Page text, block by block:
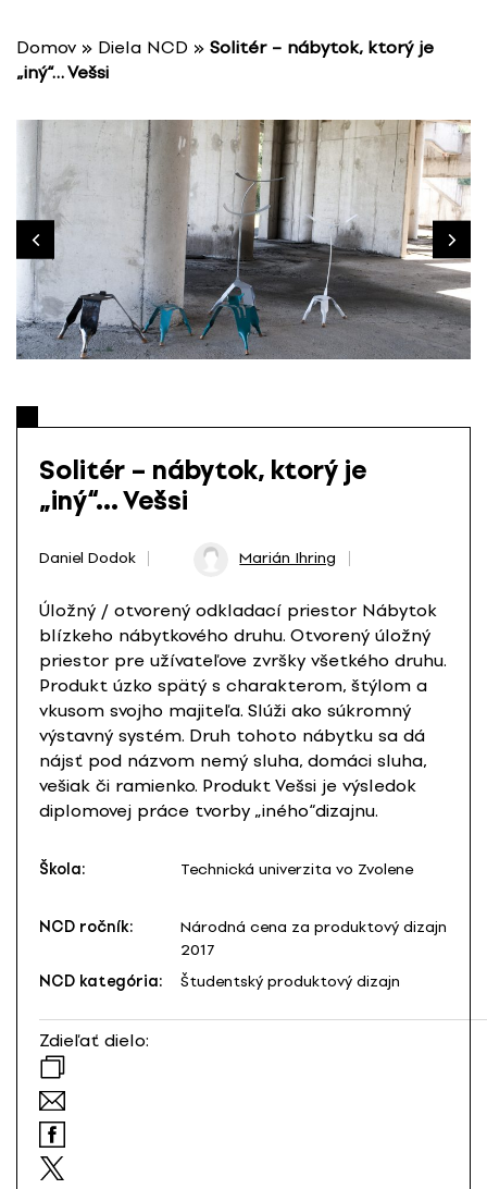
Domov » Diela NCD » Solitér – nábytok, ktorý je
„iný“… Vešsi
Solitér – nábytok, ktorý je
„iný“… Vešsi
Daniel Dodok Marián Ihring
Úložný / otvorený odkladací priestor Nábytok
blízkeho nábytkového druhu. Otvorený úložný
priestor pre užívateľove zvršky všetkého druhu.
Produkt úzko spätý s charakterom, štýlom a
vkusom svojho majiteľa. Slúži ako súkromný
výstavný systém. Druh tohoto nábytku sa dá
nájsť pod názvom nemý sluha, domáci sluha,
vešiak či ramienko. Produkt Vešsi je výsledok
diplomovej práce tvorby „iného“dizajnu.
Škola: Technická univerzita vo Zvolene
NCD ročník:
Národná cena za produktový dizajn
2017
NCD kategória:
Študentský produktový dizajn
Zdieľať dielo: